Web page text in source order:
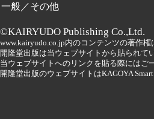
一般／その他
©KAIRYUDO Publishing Co.,Ltd.
www.kairyudo.co.jp内のコンテンツの著作
開隆堂出版は当ウェブサイトから貼られて
当ウェブサイトへのリンクを貼る際にはご
開隆堂出版のウェブサイトはKAGOYA